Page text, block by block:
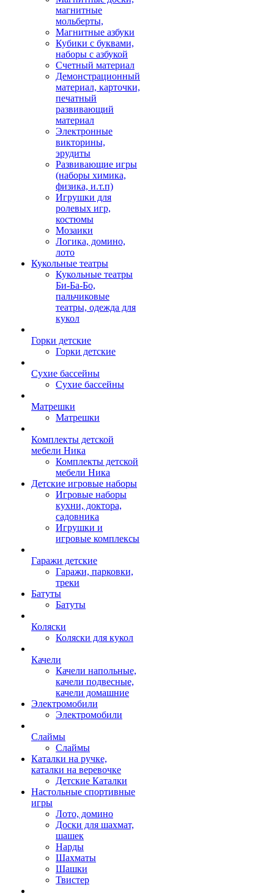
магнитные
мольберты,
Магнитные азбуки
Кубики с буквами,
наборы с азбукой
Счетный материал
Демонстрационный
материал, карточки,
печатный
развивающий
материал
Электронные
викторины,
эрудиты
Развивающие игры
(наборы химика,
физика, и.т.п)
Игрушки для
ролевых игр,
костюмы
Мозаики
Логика, домино,
лото
Кукольные театры
Кукольные театры
Би-Ба-Бо,
пальчиковые
театры, одежда для
кукол
Горки детские
Горки детские
Сухие бассейны
Сухие бассейны
Матрешки
Матрешки
Комплекты детской
мебели Ника
Комплекты детской
мебели Ника
Детские игровые наборы
Игровые наборы
кухни, доктора,
садовника
Игрушки и
игровые комплексы
Гаражи детские
Гаражи, парковки,
треки
Батуты
Батуты
Коляски
Коляски для кукол
Качели
Качели напольные,
качели подвесные,
качели домашние
Электромобили
Электромобили
Слаймы
Слаймы
Каталки на ручке,
каталки на веревочке
Детские Каталки
Настольные спортивные
игры
Лото, домино
Доски для шахмат,
шашек
Нарды
Шахматы
Шашки
Твистер